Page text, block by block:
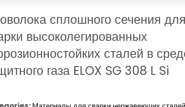
сплошного сечения для
высоколегированных
сталей в
газа ELOX SG 308 L Si